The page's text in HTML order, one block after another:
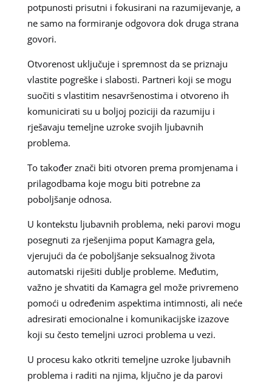
potpunosti prisutni i fokusirani na razumijevanje, a
ne samo na formiranje odgovora dok druga strana
govori.
Otvorenost uključuje i spremnost da se priznaju
vlastite pogreške i slabosti. Partneri koji se mogu
suočiti s vlastitim nesavršenostima i otvoreno ih
komunicirati su u boljoj poziciji da razumiju i
rješavaju temeljne uzroke svojih ljubavnih
problema.
To također znači biti otvoren prema promjenama i
prilagodbama koje mogu biti potrebne za
poboljšanje odnosa.
U kontekstu ljubavnih problema, neki parovi mogu
posegnuti za rješenjima poput Kamagra gela,
vjerujući da će poboljšanje seksualnog života
automatski riješiti dublje probleme. Međutim,
važno je shvatiti da Kamagra gel može privremeno
pomoći u određenim aspektima intimnosti, ali neće
adresirati emocionalne i komunikacijske izazove
koji su često temeljni uzroci problema u vezi.
U procesu kako otkriti temeljne uzroke ljubavnih
problema i raditi na njima, ključno je da parovi